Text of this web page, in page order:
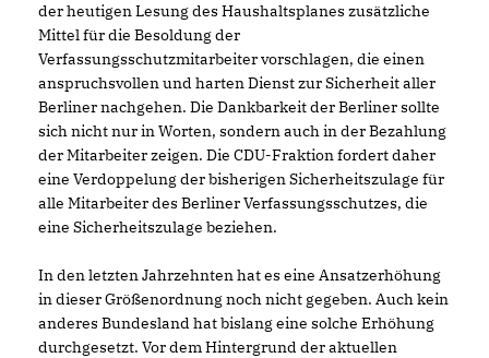
der heutigen Lesung des Haushaltsplanes zusätzliche
Mittel für die Besoldung der
Verfassungsschutzmitarbeiter vorschlagen, die einen
anspruchsvollen und harten Dienst zur Sicherheit aller
Berliner nachgehen. Die Dankbarkeit der Berliner sollte
sich nicht nur in Worten, sondern auch in der Bezahlung
der Mitarbeiter zeigen. Die CDU-Fraktion fordert daher
eine Verdoppelung der bisherigen Sicherheitszulage für
alle Mitarbeiter des Berliner Verfassungsschutzes, die
eine Sicherheitszulage beziehen.
In den letzten Jahrzehnten hat es eine Ansatzerhöhung
in dieser Größenordnung noch nicht gegeben. Auch kein
anderes Bundesland hat bislang eine solche Erhöhung
durchgesetzt. Vor dem Hintergrund der aktuellen